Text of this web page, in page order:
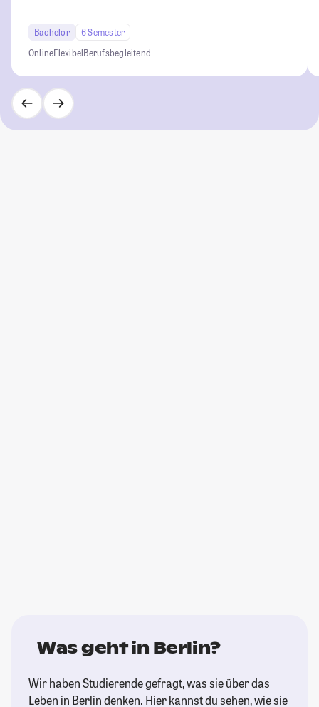
Bachelor
6 Semester
OnlineFlexibelBerufsbegleitend
Was geht in Berlin?
Wir haben Studierende gefragt, was sie über das
Leben in Berlin denken. Hier kannst du sehen, wie sie